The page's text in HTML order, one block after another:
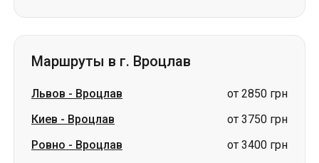
Маршруты в г. Вроцлав
Львов - Вроцлав
от 2850 грн
Киев - Вроцлав
от 3750 грн
Ровно - Вроцлав
от 3400 грн